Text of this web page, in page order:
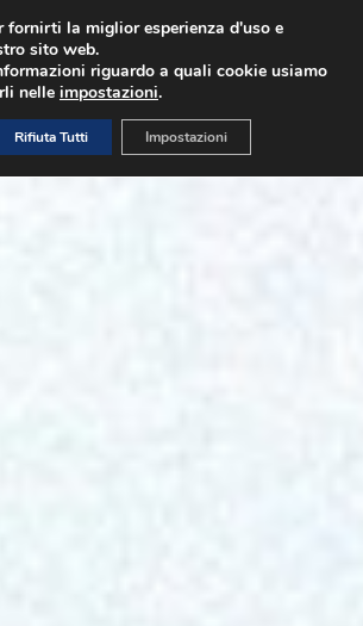
fornirti la miglior esperienza d'uso e
sito web.
riguardo a quali cookie usiamo
nelle impostazioni.
Rifiuta Tutti Impostazioni